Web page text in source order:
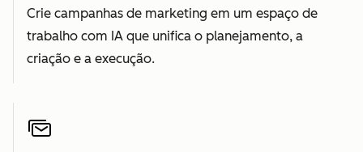
Crie campanhas de marketing em um espaço de
trabalho com IA que unifica o planejamento, a
criação e a execução.